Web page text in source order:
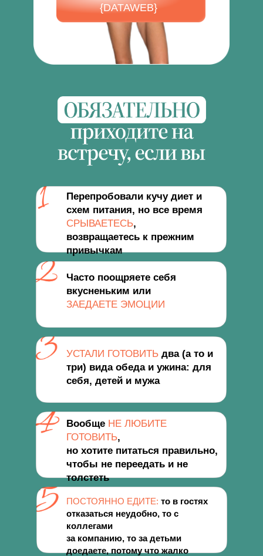
{DATAWEB}
Перепробовали кучу диет и
схем питания, но все время
СРЫВАЕТЕСЬ,
возвращаетесь к прежним
привычкам
Часто поощряете себя
вкусненьким или
ЗАЕДАЕТЕ ЭМОЦИИ
УСТАЛИ ГОТОВИТЬ два (а то и
три) вида обеда и ужина: для
себя, детей и мужа
Вообще НЕ ЛЮБИТЕ
ГОТОВИТЬ,
но хотите питаться правильно,
чтобы не переедать и не
толстеть
ПОСТОЯННО ЕДИТЕ: то в гостях
отказаться неудобно, то с
коллегами
за компанию, то за детьми
доедаете, потому что жалко